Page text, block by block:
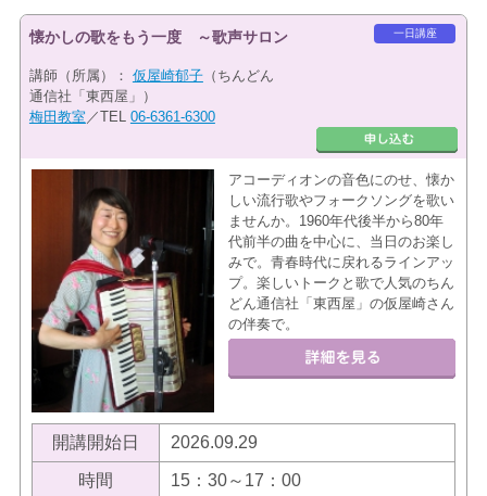
一日講座
懐かしの歌をもう一度 ～歌声サロン
講師（所属）： 仮屋崎郁子（ちんどん
通信社「東西屋」）
梅田教室 ／TEL 06-6361-6300
アコーディオンの音色にのせ、懐か
しい流行歌やフォークソングを歌い
ませんか。1960年代後半から80年
代前半の曲を中心に、当日のお楽し
みで。青春時代に戻れるラインアッ
プ。楽しいトークと歌で人気のちん
どん通信社「東西屋」の仮屋崎さん
の伴奏で。
開講開始日 2026.09.29
時間 15：30～17：00